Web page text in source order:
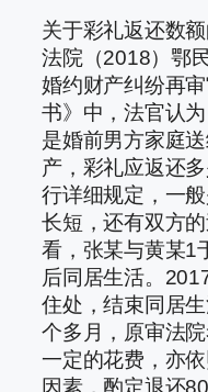
关于彩礼返还数
法院（2018）鄂
婚约财产纠纷再
书》中，法官认
是婚前男方家庭
产，彩礼应返还
行详细规定，一
长短，还有双方
看，张某与黄某1
后同居生活。
住处，结束同居
个多月，原审法
一定的花费，亦